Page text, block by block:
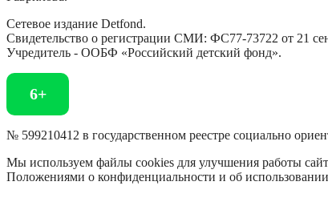
Сетевое издание Detfond.
Свидетельство о регистрации СМИ: ФС77-73722 от 21
Учредитель - ООБФ «Российский детский фонд».
6+
№ 599210412 в государственном реестре социально
Мы используем файлы cookies для улучшения работы
Положениями о конфиденциальности и об